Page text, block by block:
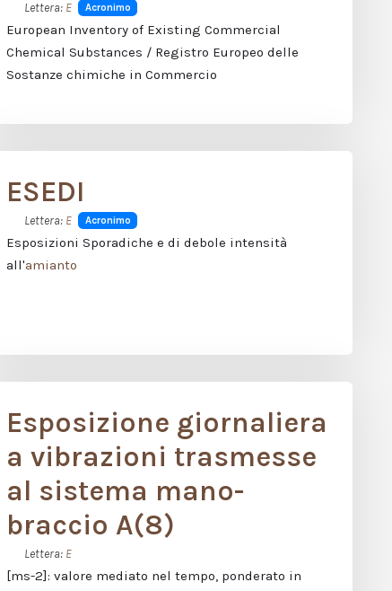
Lettera: E Acronimo
European Inventory of Existing Commercial
Chemical Substances / Registro Europeo delle
Sostanze chimiche in Commercio
ESEDI
Lettera: E Acronimo
Esposizioni Sporadiche e di debole intensità
all'amianto
Esposizione giornaliera
a vibrazioni trasmesse
al sistema mano-
braccio A(8)
Lettera: E
[ms-2]: valore mediato nel tempo, ponderato in